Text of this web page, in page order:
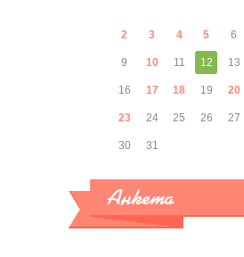
2 3 4 5 6
9 10 11 12 13
16 17 18 19 20
23 24 25 26 27
30 31
Анкета